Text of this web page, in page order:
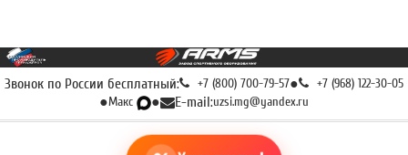
Звонок по России бесплатный: +7 (800) 700-79-57● +7 (968) 122-30-05
●Макс ● E-mail:uzsi.mg@yandex.ru